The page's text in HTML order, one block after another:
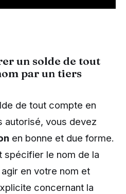
un solde de tout
par un tiers
de tout compte en
autorisé, vous devez
en bonne et due forme.
spécifier le nom de la
en votre nom et
concernant la